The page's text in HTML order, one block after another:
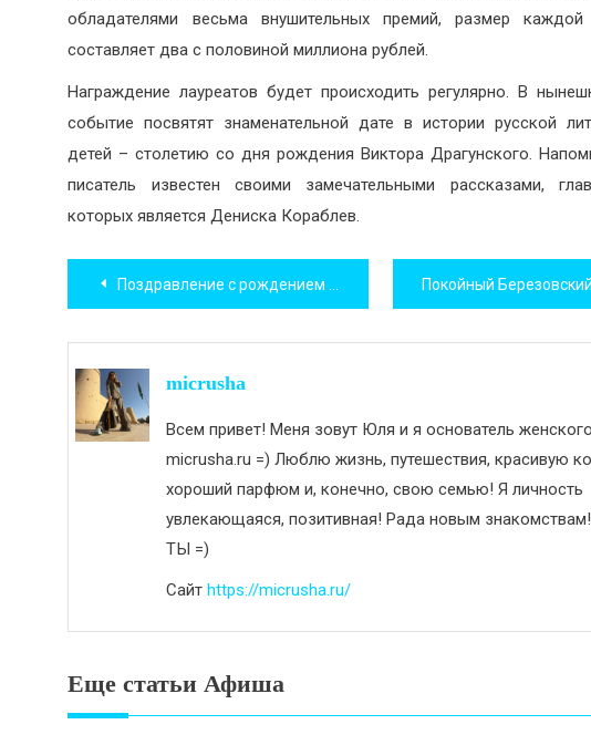
обладателями весьма внушительных премий, размер
составляет два с половиной миллиона рублей.
Награждение лауреатов будет происходить регулярно. В
событие посвятят знаменательной дате в истории русской
детей – столетию со дня рождения Виктора Драгунского.
писатель известен своими замечательными рассказами,
которых является Дениска Кораблев.
Навигация
по
записям
Поздравление с рождением дочки
micrusha
Всем привет! Меня зовут Юля и я основатель
micrusha.ru =) Люблю жизнь, путешествия, красивую
хороший парфюм и, конечно, свою семью! Я личность
увлекающаяся, позитивная! Рада новым
ТЫ =)
Сайт https://micrusha.ru/
Еще статьи Афиша